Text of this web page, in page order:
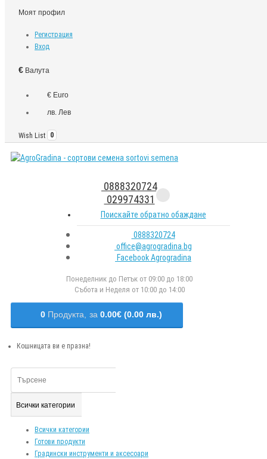
Моят профил
Регистрация
Вход
€ Валута
€ Euro
лв. Лев
Wish List 0
0888320724
029974331
Поискайте обратно обаждане
0888320724
office@agrogradina.bg
Facebook Agrogradina
Понеделник до Петък от 09:00 до 18:00
Събота и Неделя от 10:00 до 14:00
0 Продукта, за 0.00€ (0.00 лв.)
Кошницата ви е празна!
Всички категории
Всички категории
Готови продукти
Градински инструменти и аксесоари